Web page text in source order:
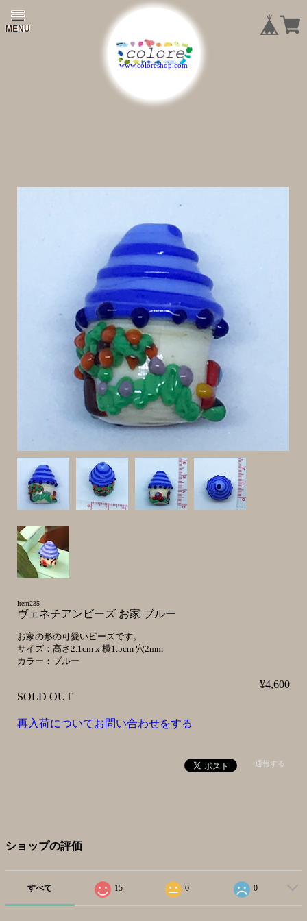
|
|
|
Item235
ヴェネチアンビーズ お家 ブルー
お家の形の可愛いビーズです。
サイズ：高さ2.1cm x 横1.5cm 穴2mm
カラー：ブルー
¥4,600
SOLD OUT
再入荷についてお問い合わせをする
通報する
ショップの評価
すべて 15 0 0